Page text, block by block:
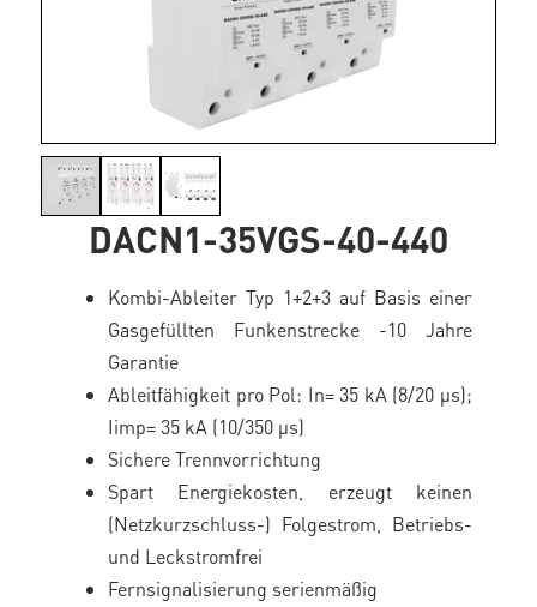
DACN1-35VGS-40-440
Kombi-Ableiter Typ 1+2+3 auf Basis einer
Gasgefüllten Funkenstrecke -10 Jahre
Garantie
Ableitfähigkeit pro Pol: In= 35 kA (8/20 μs);
Iimp= 35 kA (10/350 μs)
Sichere Trennvorrichtung
Spart Energiekosten, erzeugt keinen
(Netzkurzschluss-) Folgestrom, Betriebs-
und Leckstromfrei
Fernsignalisierung serienmäßig